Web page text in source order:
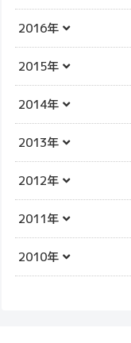
2016年
2015年
2014年
2013年
2012年
2011年
2010年